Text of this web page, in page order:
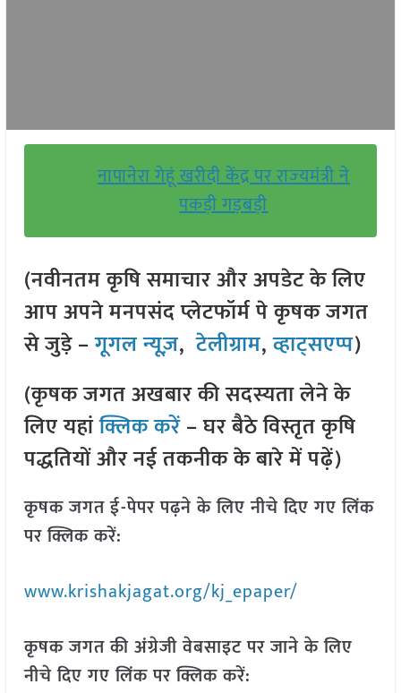
नापानेरा गेहूं खरीदी केंद्र पर राज्‍यमंत्री ने
पकड़ी गड़बड़ी
(नवीनतम कृषि समाचार और अपडेट के लिए
आप अपने मनपसंद प्लेटफॉर्म पे कृषक जगत
से जुड़े –गूगल न्यूज़,टेलीग्राम,व्हाट्सएप्प)
(कृषक जगत अखबार की सदस्यता लेने के
लिए यहांक्लिक करें– घर बैठे विस्तृत कृषि
पद्धतियों और नई तकनीक के बारे में पढ़ें)
कृषक जगत ई-पेपर पढ़ने के लिए नीचे दिए गए लिंक
पर क्लिक करें:
www.krishakjagat.org/kj_epaper/
कृषक जगत की अंग्रेजी वेबसाइट पर जाने के लिए
नीचे दिए गए लिंक पर क्लिक करें: